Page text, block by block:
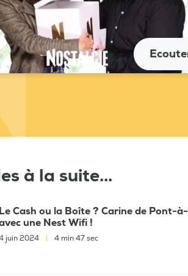
à la suite...
Le Cash ou la Boîte ? Carine de Pont-
une Nest Wifi !
juin 2024 4 min 47 sec